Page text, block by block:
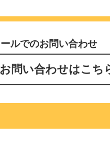
ールでのお問い合わせ
お問い合わせはこち